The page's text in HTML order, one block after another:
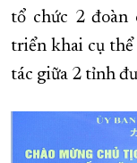
tổ chức 2 đoàn
triển khai cụ thể
tác giữa 2 tỉnh